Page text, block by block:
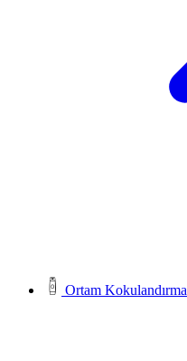
Ortam Kokulandırma